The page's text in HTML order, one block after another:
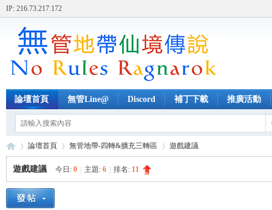
IP: 216.73.217.172
論壇首頁 無管Line@ Discord 補丁下載 推廣活動
»
論壇首頁 無管地帶-四轉&擴充三轉區 遊戲建議
遊戲建議 今日: 0 主題: 6 排名: 11